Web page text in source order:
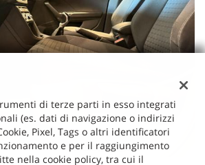
di terze parti in esso integrati
(es. dati di navigazione o indirizzi
Pixel, Tags o altri identificatori
e per il raggiungimento
nella cookie policy, tra cui il